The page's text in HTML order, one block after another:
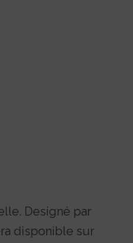
Designé par
disponible sur